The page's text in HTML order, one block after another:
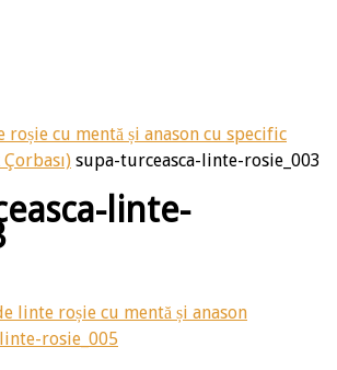
roșie cu mentă și anason cu specific
supa-turceasca-linte-rosie_003
linte-